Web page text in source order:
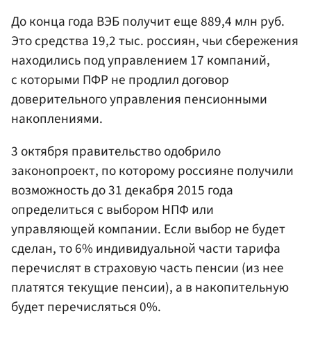
До конца года ВЭБ получит еще 889,4 млн руб.
Это средства 19,2 тыс. россиян, чьи сбережения
находились под управлением 17 компаний,
с которыми ПФР не продлил договор
доверительного управления пенсионными
накоплениями.
3 октября правительство одобрило
законопроект, по которому россияне получили
возможность до 31 декабря 2015 года
определиться с выбором НПФ или
управляющей компании. Если выбор не будет
сделан, то 6% индивидуальной части тарифа
перечислят в страховую часть пенсии (из нее
платятся текущие пенсии), а в накопительную
будет перечисляться 0%.